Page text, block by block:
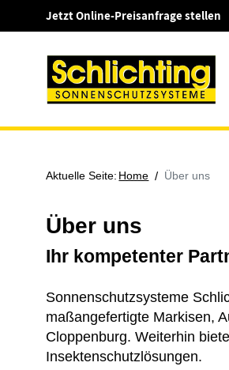
Jetzt Online-Preisanfrage stellen
Aktuelle Seite: Home / Über uns
Über uns
Ihr kompetenter
Sonnenschutzsysteme
maßangefertigte Markisen,
Cloppenburg. Weiterhin
Insektenschutzlösungen.